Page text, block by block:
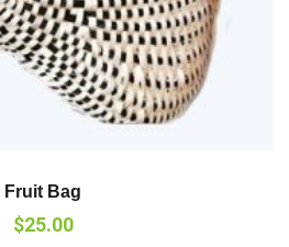
Fruit Bag
$25.00